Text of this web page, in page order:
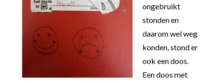
ongebruikt
stonden en
daarom wel weg
konden, stond er
ook een doos.
Een doos met